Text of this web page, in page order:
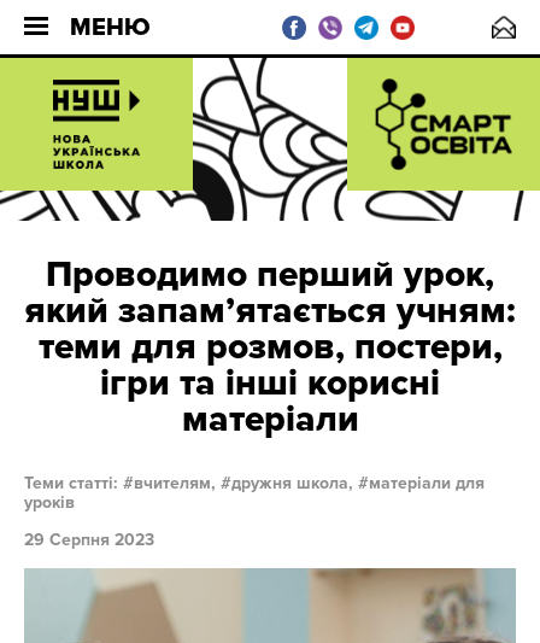
МЕНЮ
Проводимо перший урок,
який запамʼятається учням:
теми для розмов, постери,
ігри та інші корисні
матеріали
Теми статті: вчителям, дружня школа,
матеріали для
уроків
29 Серпня 2023